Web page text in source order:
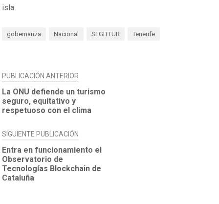
isla.
gobernanza Nacional SEGITTUR Tenerife
NAVEGACIÓN
DE
ENTRADAS
PUBLICACIÓN ANTERIOR
La ONU defiende un turismo
seguro, equitativo y
respetuoso con el clima
SIGUIENTE PUBLICACIÓN
Entra en funcionamiento el
Observatorio de
Tecnologías Blockchain de
Cataluña